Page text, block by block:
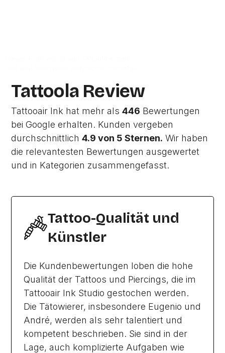
Tattoola Review
Tattooair Ink hat mehr als446 Bewertungen
bei Google erhalten. Kunden vergeben
durchschnittlich4.9 von 5 Sternen. Wir haben
die relevantesten Bewertungen ausgewertet
und in Kategorien zusammengefasst.
Tattoo-Qualität und
Künstler
Die Kundenbewertungen loben die hohe
Qualität der Tattoos und Piercings, die im
Tattooair Ink Studio gestochen werden.
Die Tätowierer, insbesondere Eugenio und
André, werden als sehr talentiert und
kompetent beschrieben. Sie sind in der
Lage, auch komplizierte Aufgaben wie